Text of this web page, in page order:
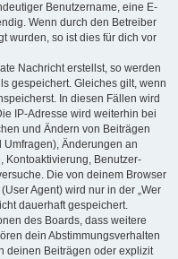
Benutzername, eine E-
Wenn durch den Betreiber
wurden, so ist dies für dich vor
Nachricht erstellst, so werden
gespeichert. Gleiches gilt, wenn
In diesen Fällen wird
IP-Adresse wird weiterhin bei
und Ändern von Beiträgen
Änderungen an
Kontoaktivierung, Benutzer-
Die von deinem Browser
Agent) wird nur in der „Wer
dauerhaft gespeichert.
des Boards, dass weitere
dein Abstimmungsverhalten
deinen Beiträgen oder explizit